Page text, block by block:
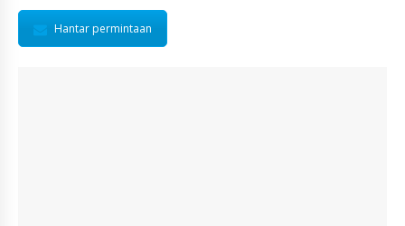
Hantar permintaan